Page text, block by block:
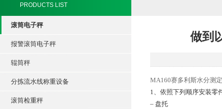
PRODUCTS LIST
滚筒电子秤
报警滚筒电子秤
辊筒秤
分拣流水线称重设备
滚筒检重秤
做到
MA160赛多利斯水分测
1、依照下列顺序安装零
– 盘托